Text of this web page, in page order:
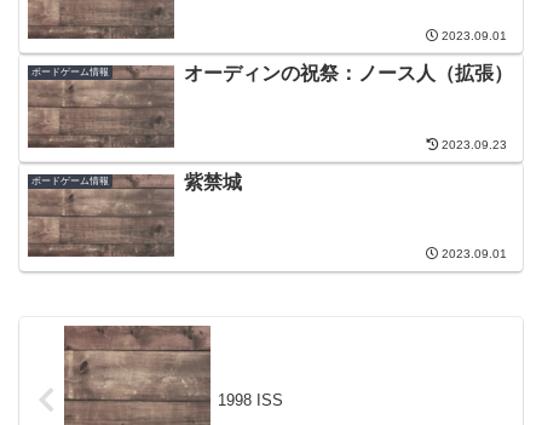
2023.09.01
ボードゲーム情報 オーディンの祝祭：ノース人（拡張）
2023.09.23
ボードゲーム情報 紫禁城
2023.09.01
1998 ISS